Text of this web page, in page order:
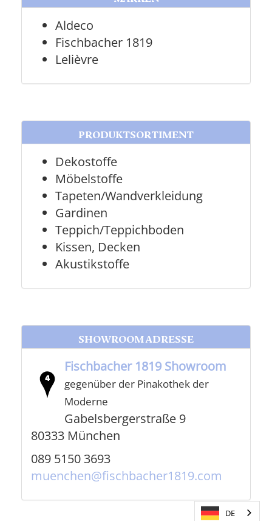
Aldeco
Fischbacher 1819
Lelièvre
PRODUKTSORTIMENT
Dekostoffe
Möbelstoffe
Tapeten/Wandverkleidung
Gardinen
Teppich/Teppichboden
Kissen, Decken
Akustikstoffe
SHOWROOM ADRESSE
Fischbacher 1819 Showroom
gegenüber der Pinakothek der
Moderne
Gabelsbergerstraße 9
80333 München
089 5150 3693
muenchen@fischbacher1819.com
DE